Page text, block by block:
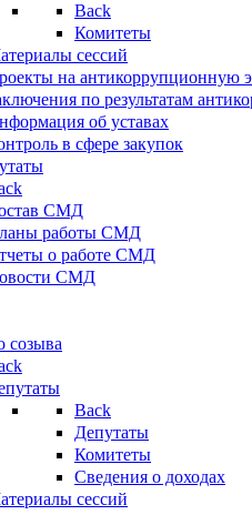
Back
Комитеты
сессий
на антикоррупционную
по результатам
об уставах
в сфере закупок
СМД
работы СМД
о работе СМД
СМД
созыва
Back
Депутаты
Комитеты
Сведения о доходах
сессий